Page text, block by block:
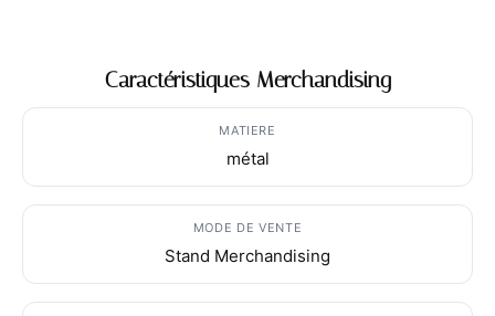
Caractéristiques Merchandising
MATIERE
métal
MODE DE VENTE
Stand Merchandising